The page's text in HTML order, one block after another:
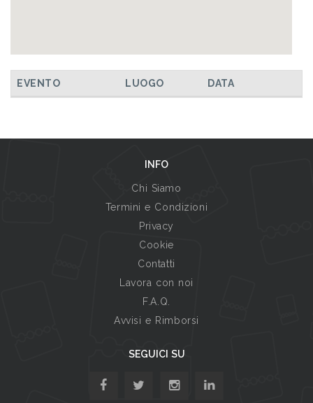
EVENTO LUOGO DATA
INFO
Chi Siamo
Termini e Condizioni
Privacy
Cookie
Contatti
Lavora con noi
F.A.Q.
Avvisi e Rimborsi
SEGUICI SU